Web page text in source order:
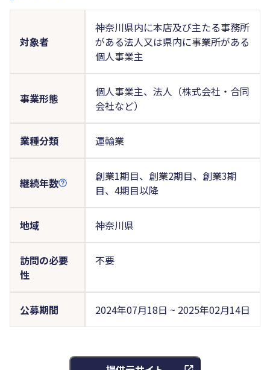
対象者
神奈川県内に本店及び主たる事務所
がある法人又は県内に事業所がある
個人事業主
事業形態
個人事業主、法人（株式会社・合同
会社など）
業種分類 運輸業
継続年数
創業1期目、創業2期目、創業3期
目、4期目以降
地域 神奈川県
訪問の必要
性
不要
公募期間 2024年07月18日 ~ 2025年02月14日